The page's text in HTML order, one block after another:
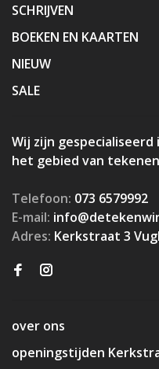
SCHRIJVEN
BOEKEN EN KAARTEN
NIEUW
SALE
Wij zijn
het gebied van
Telefoon: 073 6579992
E-mail:
Adres: Kerkstraat 3
over ons
openingstijden